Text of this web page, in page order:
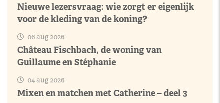
Nieuwe lezersvraag: wie zorgt er eigenlijk
voor de kleding van de koning?
06 aug 2026
Château Fischbach, de woning van
Guillaume en Stéphanie
04 aug 2026
Mixen en matchen met Catherine – deel 3